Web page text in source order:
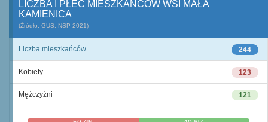
LICZBA I PŁEĆ MIESZKAŃCÓW WSI MAŁA
KAMIENICA
(Źródło: GUS, NSP 2021)
244
Liczba mieszkańców
123
Kobiety
121
Mężczyźni